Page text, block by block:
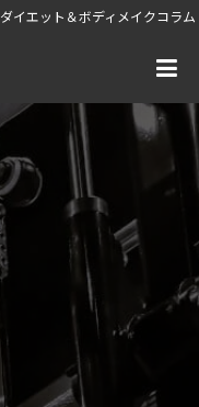
ダイエット＆ボディメイクコラム